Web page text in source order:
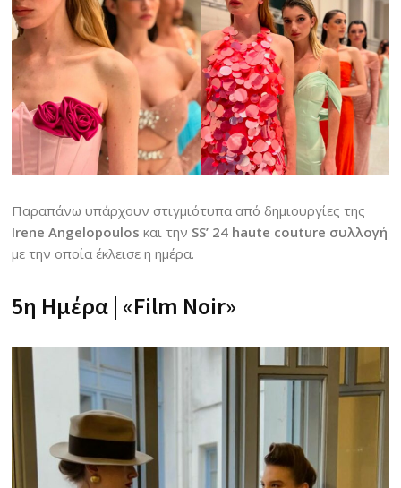
Παραπάνω υπάρχουν στιγμιότυπα από δημιουργίες της
Irene Angelopoulosκαι την SS’ 24 haute couture συλλογή
με την οποία έκλεισε η ημέρα.
5η Ημέρα | «Film Noir»